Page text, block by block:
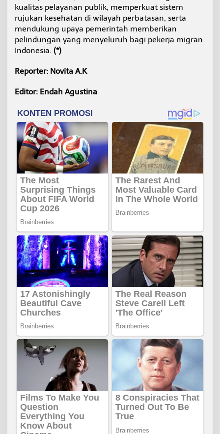
kualitas pelayanan publik, memperkuat sistem
rujukan kesehatan di wilayah perbatasan, serta
mendukung upaya pemerintah memberikan
pelindungan yang menyeluruh bagi pekerja migran
Indonesia. (*)
Reporter: Novita A.K
Editor: Endah Agustina